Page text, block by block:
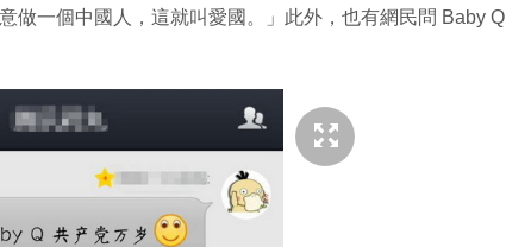
做一個中國人，這就叫愛國。」此外，也有網民問 Baby Q